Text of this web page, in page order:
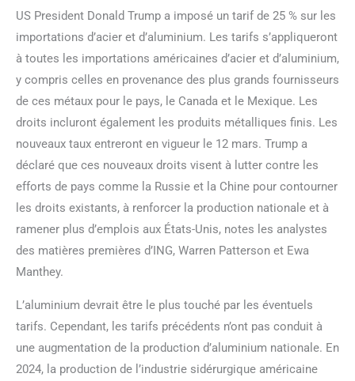
US President Donald Trump a imposé un tarif de 25 % sur les
importations d’acier et d’aluminium. Les tarifs s’appliqueront
à toutes les importations américaines d’acier et d’aluminium,
y compris celles en provenance des plus grands fournisseurs
de ces métaux pour le pays, le Canada et le Mexique. Les
droits incluront également les produits métalliques finis. Les
nouveaux taux entreront en vigueur le 12 mars. Trump a
déclaré que ces nouveaux droits visent à lutter contre les
efforts de pays comme la Russie et la Chine pour contourner
les droits existants, à renforcer la production nationale et à
ramener plus d’emplois aux États-Unis, notes les analystes
des matières premières d’ING, Warren Patterson et Ewa
Manthey.
L’aluminium devrait être le plus touché par les éventuels
tarifs. Cependant, les tarifs précédents n’ont pas conduit à
une augmentation de la production d’aluminium nationale. En
2024, la production de l’industrie sidérurgique américaine